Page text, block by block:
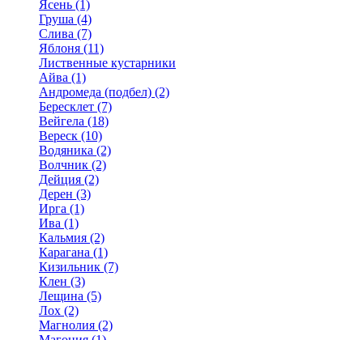
Ясень (1)
Груша (4)
Слива (7)
Яблоня (11)
Лиственные кустарники
Айва (1)
Андромеда (подбел) (2)
Бересклет (7)
Вейгела (18)
Вереск (10)
Водяника (2)
Волчник (2)
Дейция (2)
Дерен (3)
Ирга (1)
Ива (1)
Кальмия (2)
Карагана (1)
Кизильник (7)
Клен (3)
Лещина (5)
Лох (2)
Магнолия (2)